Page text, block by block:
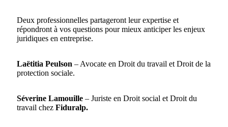
Deux professionnelles partageront leur expertise et
répondront à vos questions pour mieux anticiper les enjeux
juridiques en entreprise.
Laëtitia Peulson– Avocate en Droit du travail et Droit de la
protection sociale.
Séverine Lamouille– Juriste en Droit social et Droit du
travail chez Fiduralp.